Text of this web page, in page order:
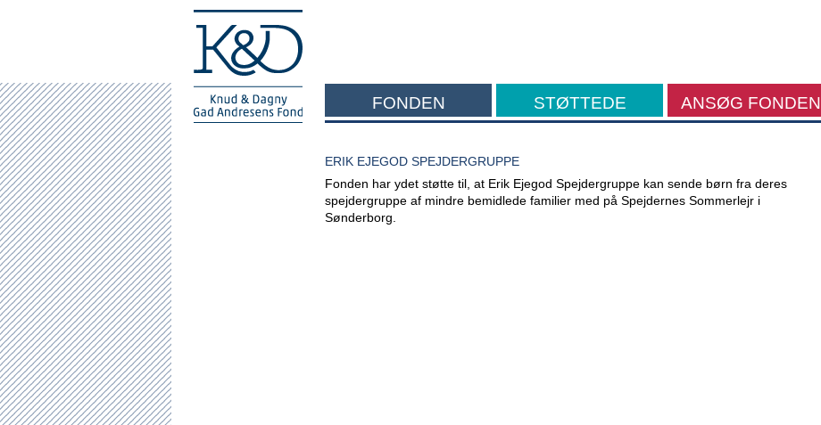
FONDEN STØTTEDE ANSØG FONDEN
ERIK EJEGOD SPEJDERGRUPPE
Fonden har ydet støtte til, at Erik Ejegod Spejdergruppe kan sende børn fra deres
spejdergruppe af mindre bemidlede familier med på Spejdernes Sommerlejr i
Sønderborg.